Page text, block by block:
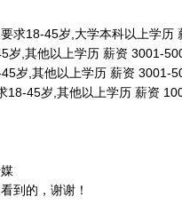
求18-45岁,大学本科以上学历
岁,其他以上学历 薪资 3001-
岁,其他以上学历 薪资 3001-
18-45岁,其他以上学历 薪资
到的，谢谢！